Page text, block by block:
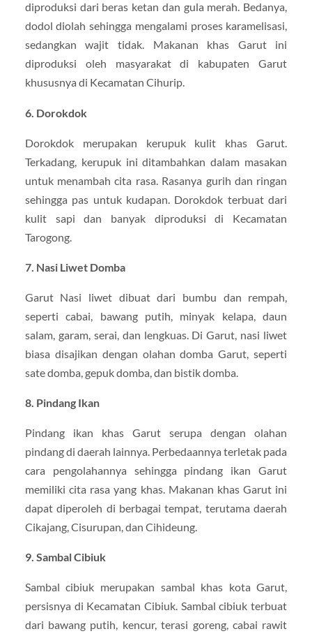
diproduksi dari beras ketan dan gula merah. Bedanya,
dodol diolah sehingga mengalami proses karamelisasi,
sedangkan wajit tidak. Makanan khas Garut ini
diproduksi oleh masyarakat di kabupaten Garut
khususnya di Kecamatan Cihurip.
6. Dorokdok
Dorokdok merupakan kerupuk kulit khas Garut.
Terkadang, kerupuk ini ditambahkan dalam masakan
untuk menambah cita rasa. Rasanya gurih dan ringan
sehingga pas untuk kudapan. Dorokdok terbuat dari
kulit sapi dan banyak diproduksi di Kecamatan
Tarogong.
7. Nasi Liwet Domba
Garut Nasi liwet dibuat dari bumbu dan rempah,
seperti cabai, bawang putih, minyak kelapa, daun
salam, garam, serai, dan lengkuas. Di Garut, nasi liwet
biasa disajikan dengan olahan domba Garut, seperti
sate domba, gepuk domba, dan bistik domba.
8. Pindang Ikan
Pindang ikan khas Garut serupa dengan olahan
pindang di daerah lainnya. Perbedaannya terletak pada
cara pengolahannya sehingga pindang ikan Garut
memiliki cita rasa yang khas. Makanan khas Garut ini
dapat diperoleh di berbagai tempat, terutama daerah
Cikajang, Cisurupan, dan Cihideung.
9. Sambal Cibiuk
Sambal cibiuk merupakan sambal khas kota Garut,
persisnya di Kecamatan Cibiuk. Sambal cibiuk terbuat
dari bawang putih, kencur, terasi goreng, cabai rawit